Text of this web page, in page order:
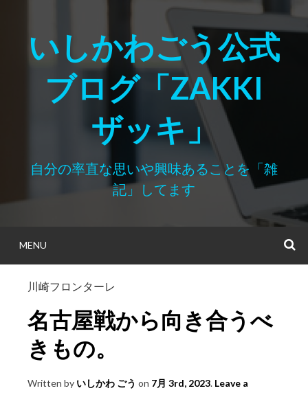
contentいしかわごう公式
ブログ「ZAKKI
ザッキ」
自分の率直な思いや興味あることを「雑
記」してます
MENU
川崎フロンターレ
名古屋戦から向き合うべ
きもの。
Written by いしかわ ごう on 7月 3rd, 2023. Leave a